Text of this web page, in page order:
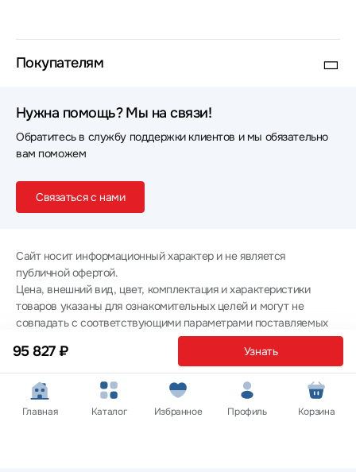
95 827 ₽ Узнать
Покупателям
Нужна помощь? Мы на связи!
Обратитесь в службу поддержки клиентов и мы обязательно
вам поможем
Связаться с нами
Сайт носит информационный характер и не является
публичной офертой.
Цена, внешний вид, цвет, комплектация и характеристики
товаров указаны для ознакомительных целей и могут не
совпадать с соответствующими параметрами поставляемых
товаров - уточняйте информацию у менеджера при
оформлении заказа.
Политика конфиденциальности
© 2012 — 2026 ООО «Эпл Тэк»
Главная Каталог Избранное Профиль Корзина